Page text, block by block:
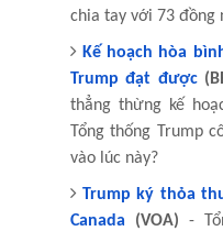
chia tay với 73 đồng
Kế hoạch hòa
Trump đạt được
thẳng thừng kế
Tổng thống Trump
vào lúc này?
Trump ký thỏa
Canada (VOA) -